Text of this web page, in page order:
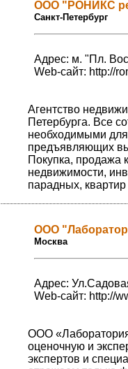
ООО "РОНИКС
Санкт-Петербург
Адрес: м. "Пл.
Web-сайт: http://
Агентство
Петербурга. Все
необходимыми для
предъявляющих
Покупка, продажа
недвижимости,
парадных, квартир
ООО
Москва
Адрес:
Web-сайт: http://
ООО
оценочную и
экспертов и